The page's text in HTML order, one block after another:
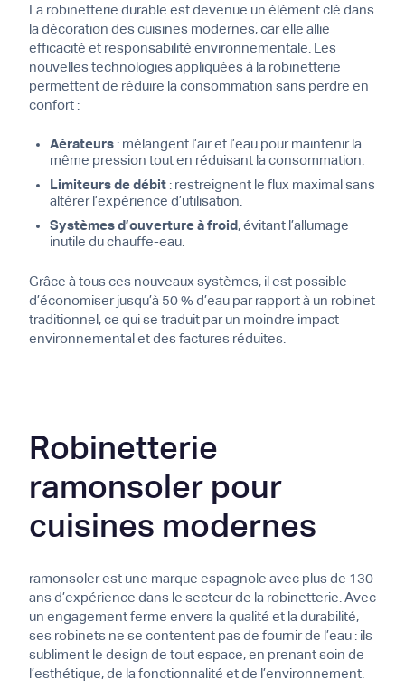
La robinetterie durable est devenue un élément clé dans
la décoration des cuisines modernes, car elle allie
efficacité et responsabilité environnementale. Les
nouvelles technologies appliquées à la robinetterie
permettent de réduire la consommation sans perdre en
confort :
Aérateurs: mélangent l’air et l’eau pour maintenir la
même pression tout en réduisant la consommation.
Limiteurs de débit: restreignent le flux maximal sans
altérer l’expérience d’utilisation.
Systèmes d’ouverture à froid , évitant l’allumage
inutile du chauffe-eau.
Grâce à tous ces nouveaux systèmes, il est possible
d’économiser jusqu’à 50 % d’eau par rapport à un robinet
traditionnel, ce qui se traduit par un moindre impact
environnemental et des factures réduites.
Robinetterie
ramonsoler pour
cuisines modernes
ramonsoler est une marque espagnole avec plus de 130
ans d’expérience dans le secteur de la robinetterie. Avec
un engagement ferme envers la qualité et la durabilité,
ses robinets ne se contentent pas de fournir de l’eau : ils
subliment le design de tout espace, en prenant soin de
l’esthétique, de la fonctionnalité et de l’environnement.